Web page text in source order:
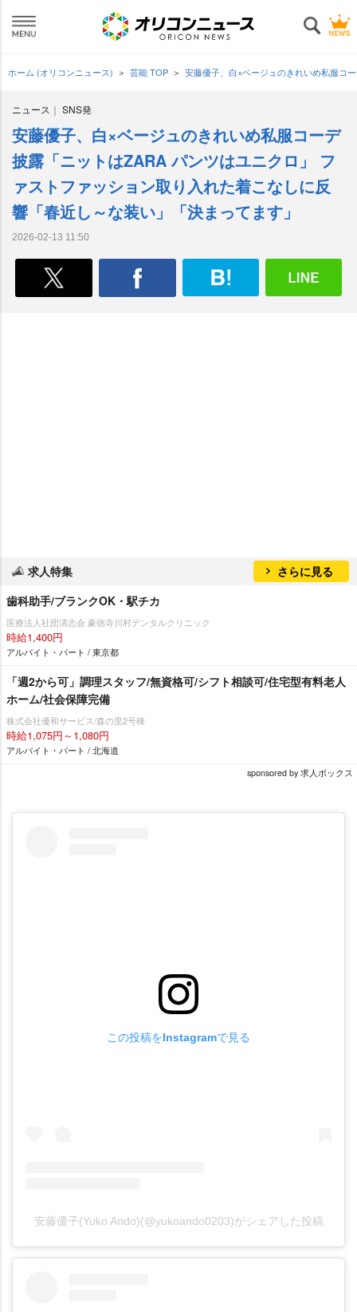
ホーム (オリコンニュース) 芸能 TOP 安藤優子、白×ベージュのきれいめ私服コ
ニュース SNS発
安藤優子、白×ベージュのきれいめ私服コーデ
披露「ニットはZARA パンツはユニクロ」 フ
ァストファッション取り入れた着こなしに反
響「春近し～な装い」「決まってます」
2026-02-13 11:50
求人特集
さらに見る
歯科助手/ブランクOK・駅チカ
医療法人社団清志会 豪徳寺川村デンタルクリニック
時給1,400円
アルバイト・パート / 東京都
「週2から可」調理スタッフ/無資格可/シフト相談可/住宅型有料老人
ホーム/社会保障完備
株式会社優和サービス/森の里2号棟
時給1,075円～1,080円
アルバイト・パート / 北海道
sponsored by 求人ボックス
この投稿をInstagramで見る
安藤優子(Yuko Ando)(@yukoando0203)がシェアした投稿